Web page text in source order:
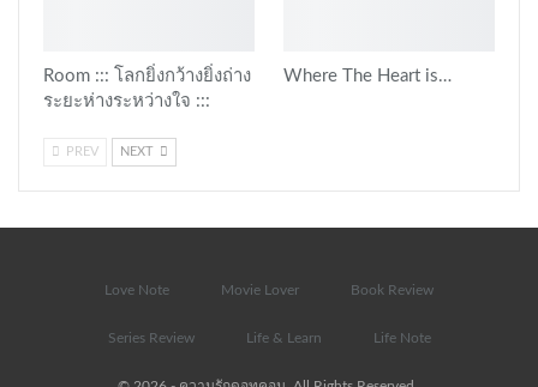
Room ::: โลกยิ่งกว้างยิ่งถ่าง
ระยะห่างระหว่างใจ :::
Where The Heart is…
PREV NEXT
Love Note Movie Lover Book Review
Series Review Life & Learn Life Note